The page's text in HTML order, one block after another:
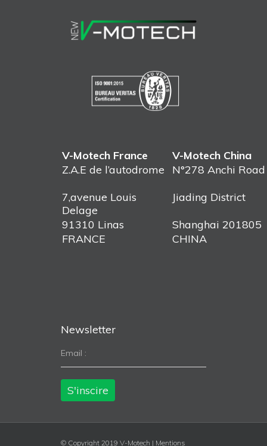
V-Motech France
V-Motech China
Z.A.E de l’autodrome
N°278 Anchi Road
7,avenue Louis
Delage
Jiading District
91310 Linas
Shanghai 201805
FRANCE
CHINA
Newsletter
Email :
© Copyright 2019 V-Motech | Mentions